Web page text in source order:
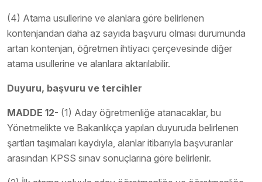
(4) Atama usullerine ve alanlara göre belirlenen
kontenjandan daha az sayıda başvuru olması durumunda
artan kontenjan, öğretmen ihtiyacı çerçevesinde diğer
atama usullerine ve alanlara aktarılabilir.
Duyuru, başvuru ve tercihler
MADDE 12- (1) Aday öğretmenliğe atanacaklar, bu
Yönetmelikte ve Bakanlıkça yapılan duyuruda belirlenen
şartları taşımaları kaydıyla, alanlar itibarıyla başvuranlar
arasından KPSS sınav sonuçlarına göre belirlenir.